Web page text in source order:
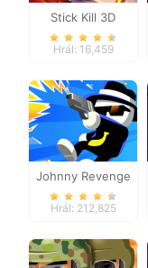
Stick Kill 3D
Hrál: 16,459
Johnny Revenge
Hrál: 212,825